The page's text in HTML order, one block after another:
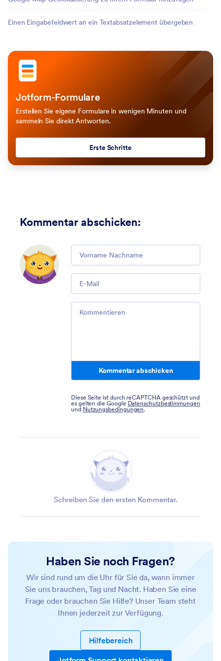
Einen Eingabefeldwert an ein Textabsatzelement übergeben
Jotform-Formulare
Erstellen Sie eigene Formulare in wenigen Minuten und
sammeln Sie direkt Antworten.
Erste Schritte
Kommentar abschicken:
Comment
Email
Comment
Kommentar abschicken
Diese Seite ist durch reCAPTCHA geschützt und
es gelten die Google Datenschutzbestimmungen
und Nutzungsbedingungen.
Schreiben Sie den ersten Kommentar.
Haben Sie noch Fragen?
Wir sind rund um die Uhr für Sie da, wann immer
Sie uns brauchen, Tag und Nacht. Haben Sie eine
Frage oder brauchen Sie Hilfe? Unser Team steht
Ihnen jederzeit zur Verfügung.
Hilfebereich